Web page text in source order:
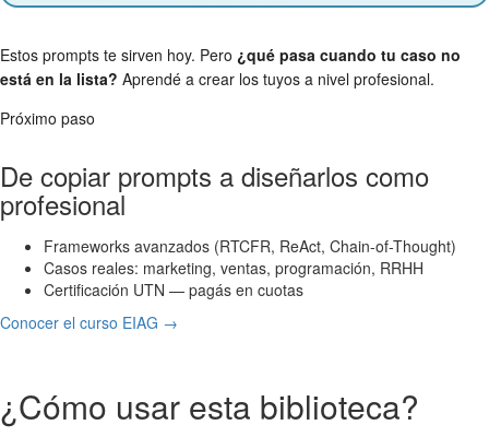
Estos prompts te sirven hoy. Pero ¿qué pasa cuando tu caso no
está en la lista? Aprendé a crear los tuyos a nivel profesional.
Próximo paso
De copiar prompts a diseñarlos como
profesional
Frameworks avanzados (RTCFR, ReAct, Chain-of-Thought)
Casos reales: marketing, ventas, programación, RRHH
Certificación UTN — pagás en cuotas
Conocer el curso EIAG →
¿Cómo usar esta biblioteca?